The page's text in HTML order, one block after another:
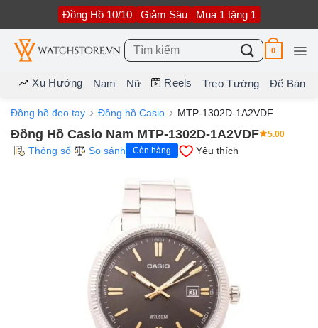
nội
dung
Đồng Hồ 10/10 Giảm Sâu Mua 1 tặng 1
Tìm
kiếm:
0
Xu Hướng Nam Nữ Reels Treo Tường Để Bàn
Đồng hồ đeo tay Đồng hồ Casio MTP-1302D-1A2VDF
Đồng Hồ Casio Nam MTP-1302D-1A2VDF 5.00
Thông số So sánh Còn hàng Yêu thích